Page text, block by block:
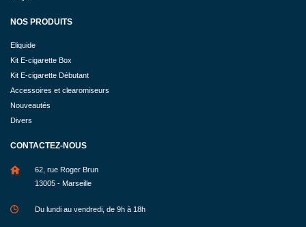
NOS PRODUITS
Eliquide
Kit E-cigarette Box
Kit E-cigarette Débutant
Accessoires et clearomiseurs
Nouveautés
Divers
CONTACTEZ-NOUS
62, rue Roger Brun
13005 - Marseille
Du lundi au vendredi, de 9h à 18h